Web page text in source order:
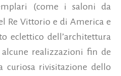
(come i saloni da
Re Vittorio e di America e
eclettico dell’architettura
realizzazioni fin de
curiosa rivisitazione dello